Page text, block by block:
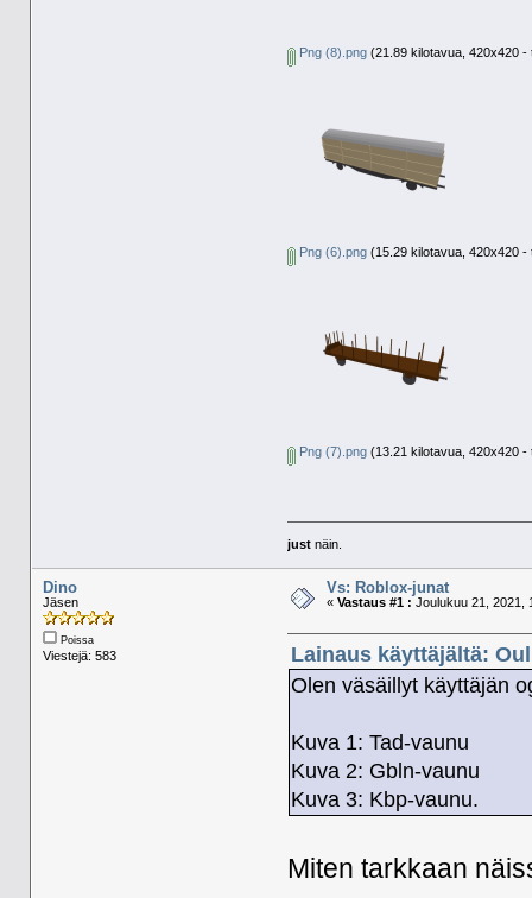
Png (8).png (21.89 kilotavua, 420x420
Png (6).png (15.29 kilotavua, 420x420
Png (7).png (13.21 kilotavua, 420x420
just näin.
Dino
Jäsen
Poissa
Viestejä: 583
Vs: Roblox-junat
« Vastaus #1 : Joulukuu 21, 2021,
Lainaus käyttäjältä:
Olen väsäillyt käyttäjän
Kuva 1: Tad-vaunu
Kuva 2: Gbln-vaunu
Kuva 3: Kbp-vaunu.
Miten tarkkaan